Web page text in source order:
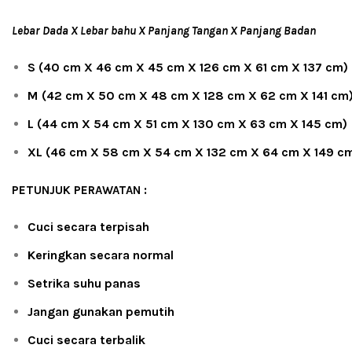
Lebar Dada X Lebar bahu X Panjang Tangan X Panjang Badan
S (40 cm X 46 cm X 45 cm X 126 cm X 61 cm X 137 cm)
M (42 cm X 50 cm X 48 cm X 128 cm X 62 cm X 141
L (44 cm X 54 cm X 51 cm X 130 cm X 63 cm X 145 cm)
XL (46 cm X 58 cm X 54 cm X 132 cm X 64 cm X 149
PETUNJUK PERAWATAN :
Cuci secara terpisah
Keringkan secara normal
Setrika suhu panas
Jangan gunakan pemutih
Cuci secara terbalik